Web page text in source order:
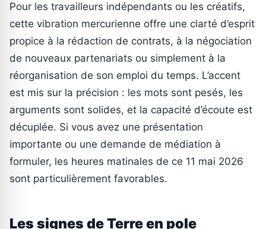
Pour les travailleurs indépendants ou les créatifs,
cette vibration mercurienne offre une clarté d’esprit
propice à la rédaction de contrats, à la négociation
de nouveaux partenariats ou simplement à la
réorganisation de son emploi du temps. L’accent
est mis sur la précision : les mots sont pesés, les
arguments sont solides, et la capacité d’écoute est
décuplée. Si vous avez une présentation
importante ou une demande de médiation à
formuler, les heures matinales de ce 11 mai 2026
sont particulièrement favorables.
Les signes de Terre en pole